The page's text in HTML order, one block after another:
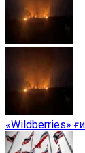
«Wildberries»